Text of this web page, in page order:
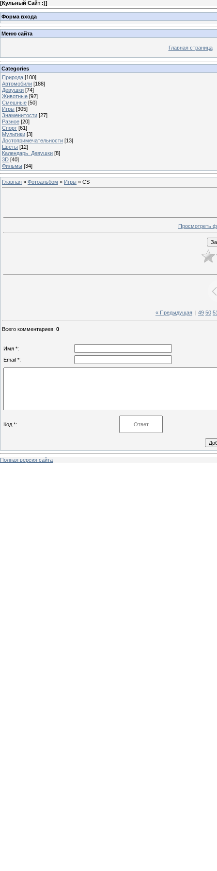
[Кульный Сайт :)]
Форма входа
Меню сайта
Главная страница
Categories
Природа [100]
Автомобили [188]
Девушки [74]
Животные [92]
Смешные [50]
Игры [305]
Знаменитости [27]
Разное [20]
Спорт [61]
Мультики [3]
Достопримечательности [13]
Цветы [12]
Календарь_Девушки [8]
3D [40]
Фильмы [34]
Главная » Фотоальбом » Игры » CS
Просмотреть
« Предыдущая 49 50
Всего комментариев: 0
Имя *:
Email *:
Код *:
Полная версия сайта